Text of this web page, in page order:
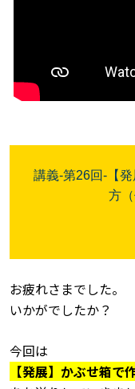
講義-第26回-【
方
お疲れさまでした。
いかがでしたか？
今回は
【発展】かぶせ箱で